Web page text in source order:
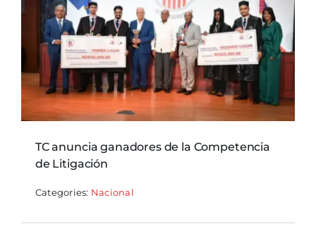
TC anuncia ganadores de la Competencia
de Litigación
Categories: Nacional